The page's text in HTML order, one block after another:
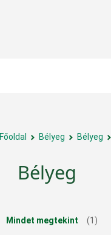
Főoldal Bélyeg Bélyeg
Bélyeg
Mindet megtekint (1)